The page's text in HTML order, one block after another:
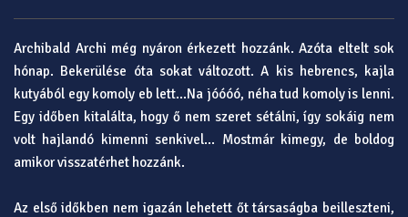
Archibald Archi még nyáron érkezett hozzánk. Azóta eltelt sok
hónap. Bekerülése óta sokat változott. A kis hebrencs, kajla
kutyából egy komoly eb lett...Na jóóóó, néha tud komoly is lenni.
Egy időben kitalálta, hogy ő nem szeret sétálni, így sokáig nem
volt hajlandó kimenni senkivel... Mostmár kimegy, de boldog
amikor visszatérhet hozzánk.
Az első időkben nem igazán lehetett őt társaságba beilleszteni,